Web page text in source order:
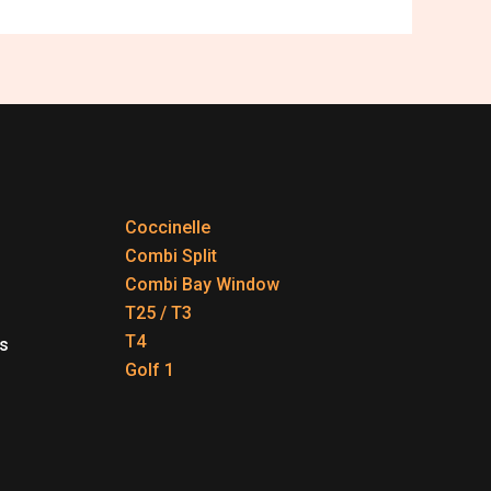
Coccinelle
Combi Split
Combi Bay Window
T25 / T3
T4
Golf 1